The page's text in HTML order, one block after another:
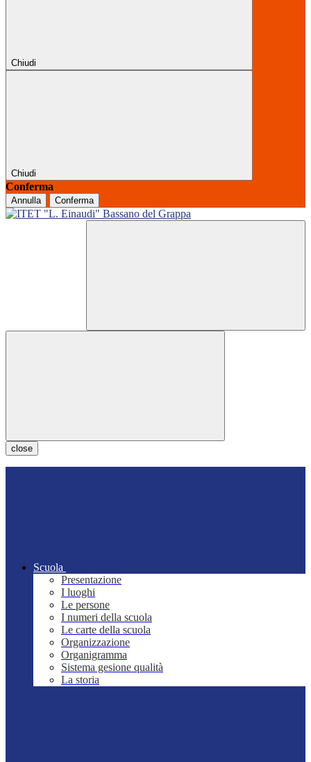
Chiudi
Chiudi
Conferma
Annulla Conferma
close
Scuola
Presentazione
I luoghi
Le persone
I numeri della scuola
Le carte della scuola
Organizzazione
Organigramma
Sistema gesione qualità
La storia